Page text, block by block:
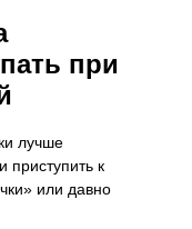
при
лучше
приступить к
или давно